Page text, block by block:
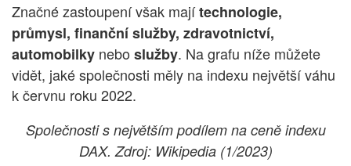
Značné zastoupení však majítechnologie,
průmysl, finanční služby, zdravotnictví,
automobilky nebo služby. Na grafu níže můžete
vidět, jaké společnosti měly na indexu největší váhu
k červnu roku 2022.
Společnosti s největším podílem na ceně indexu
DAX. Zdroj: Wikipedia (1/2023)